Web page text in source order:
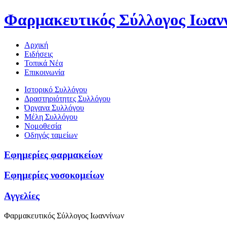
Φαρμακευτικός Σύλλογος
Αρχική
Ειδήσεις
Τοπικά Νέα
Επικοινωνία
Ιστορικό Συλλόγου
Δραστηριότητες Συλλόγου
Όργανα Συλλόγου
Μέλη Συλλόγου
Νομοθεσία
Οδηγός ταμείων
Εφημερίες φαρμακείων
Εφημερίες νοσοκομείων
Αγγελίες
Φαρμακευτικός Σύλλογος Ιωαννίνων